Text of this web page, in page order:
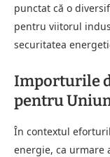
punctat că o
pentru viitorul
securitatea
Importurile
pentru
În contextul
energie, ca urmare